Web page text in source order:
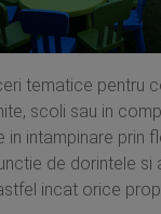
tematice pentru
scoli sau in
in intampinare prin
de dorintele si
incat orice